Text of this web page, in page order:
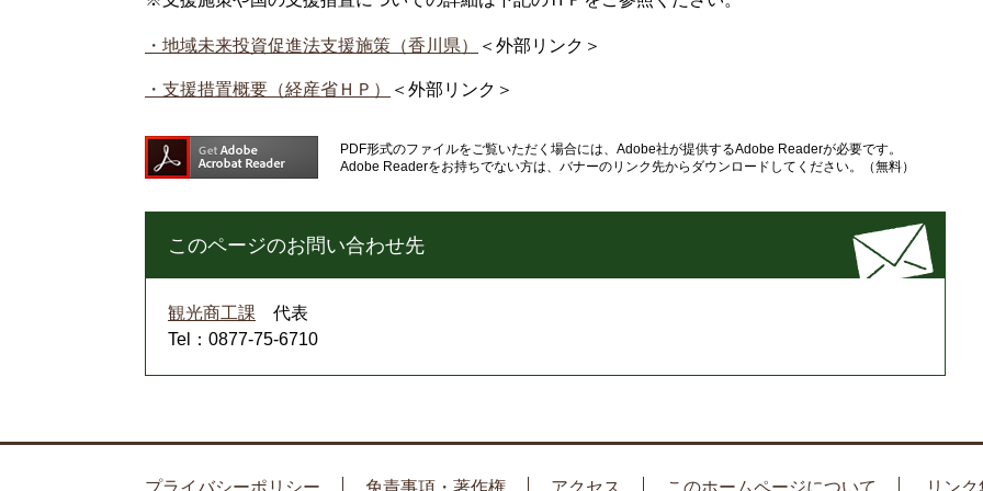
・地域未来投資促進法支援施策（香川県） ＜外部リンク＞
・支援措置概要（経産省ＨＰ） ＜外部リンク＞
PDF形式のファイルをご覧いただく場合には、Adobe社が提供するAdobe Readerが必要です。
Adobe Readerをお持ちでない方は、バナーのリンク先からダウンロードしてください。（無料）
このページのお問い合わせ先
観光商工課
代表
Tel：0877-75-6710
プライバシーポリシー 免責事項・著作権 アクセス このホームページについて リンク